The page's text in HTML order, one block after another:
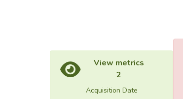
View metrics
2
Acquisition Date